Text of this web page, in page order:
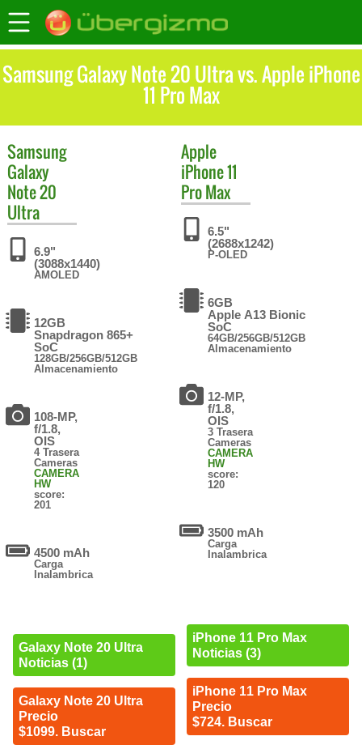
Samsung Galaxy Note 20 Ultra vs. Apple iPhone
11 Pro Max
Samsung
Galaxy
Note 20
Ultra
6.9"
(3088x1440)
AMOLED
12GB
Snapdragon 865+
SoC
128GB/256GB/512GB
Almacenamiento
108-MP,
f/1.8,
OIS
4 Trasera
Cameras
CAMERA
HW
score:
201
4500 mAh
Carga
Inalambrica
Galaxy Note 20 Ultra
Noticias (1)
Galaxy Note 20 Ultra
Precio
$1099. Buscar
Apple
iPhone 11
Pro Max
6.5"
(2688x1242)
P-OLED
6GB
Apple A13 Bionic
SoC
64GB/256GB/512GB
Almacenamiento
12-MP,
f/1.8,
OIS
3 Trasera
Cameras
CAMERA
HW
score:
120
3500 mAh
Carga
Inalambrica
iPhone 11 Pro Max
Noticias (3)
iPhone 11 Pro Max
Precio
$724. Buscar